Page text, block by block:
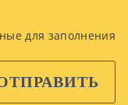
для заполнения